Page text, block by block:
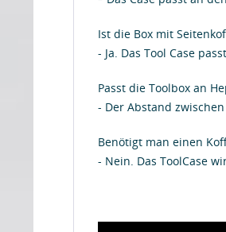
Ist die Box mit
- Ja. Das Tool Case
Passt die Toolbox an
- Der Abstand
Benötigt man einen
- Nein. Das ToolCase